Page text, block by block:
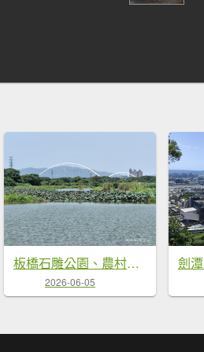
板橋石雕公園、農村公園、華江人工濕地、新海一期人工濕地、新月橋
2026-06-05